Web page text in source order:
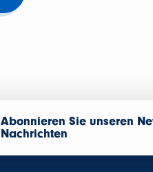
Abonnieren Sie unseren
Nachrichten